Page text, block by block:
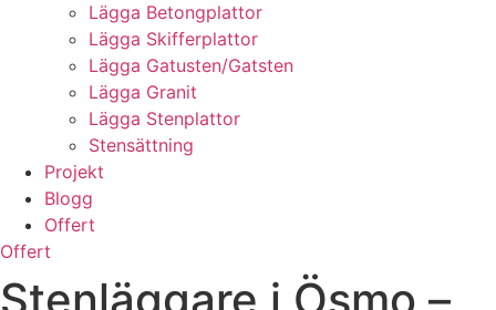
Lägga Betongplattor
Lägga Skifferplattor
Lägga Gatusten/Gatsten
Lägga Granit
Lägga Stenplattor
Stensättning
Projekt
Blogg
Offert
Offert